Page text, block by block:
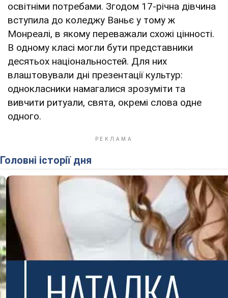
освітніми потребами. Згодом 17-річна дівчина
вступила до коледжу Ваньє у тому ж
Монреалі, в якому переважали схожі цінності.
В одному класі могли бути представники
десятьох національностей. Для них
влаштовували дні презентації культур:
однокласники намагалися зрозуміти та
вивчити ритуали, свята, окремі слова одне
одного.
Головні історії дня